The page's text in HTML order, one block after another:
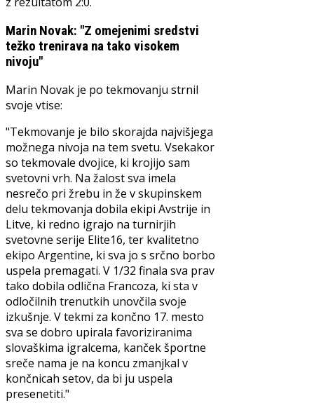
Marin Novak: "Z omejenimi sredstvi
težko trenirava na tako visokem
nivoju"
Marin Novak je po tekmovanju strnil
svoje vtise:
"Tekmovanje je bilo skorajda najvišjega
možnega nivoja na tem svetu. Vsekakor
so tekmovale dvojice, ki krojijo sam
svetovni vrh. Na žalost sva imela
nesrečo pri žrebu in že v skupinskem
delu tekmovanja dobila ekipi Avstrije in
Litve, ki redno igrajo na turnirjih
svetovne serije Elite16, ter kvalitetno
ekipo Argentine, ki sva jo s srčno borbo
uspela premagati. V 1/32 finala sva prav
tako dobila odlična Francoza, ki sta v
odločilnih trenutkih unovčila svoje
izkušnje. V tekmi za končno 17. mesto
sva se dobro upirala favoriziranima
slovaškima igralcema, kanček športne
sreče nama je na koncu zmanjkal v
končnicah setov, da bi ju uspela
presenetiti."